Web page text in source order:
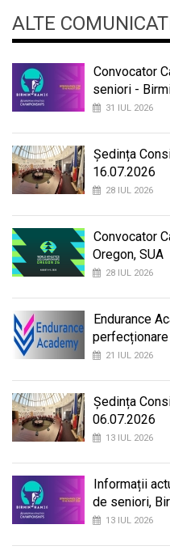
ALTE
Convocator
seniori -
31 IUL 2026
Ședința
16.07.2026
28 IUL 2026
Convocator
Oregon, SUA
28 IUL 2026
Endurance
21 IUL 2026
Ședința
06.07.2026
13 IUL 2026
Informații
de seniori,
13 IUL 2026